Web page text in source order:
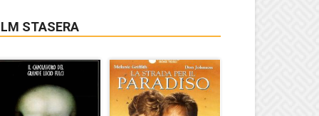
STASERA